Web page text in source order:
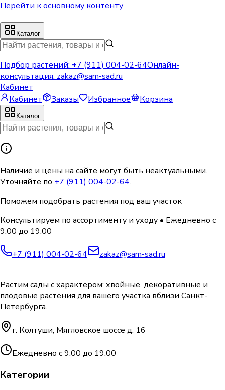
Перейти к основному контенту
Каталог
Подбор растений: +7 (911) 004-02-64Онлайн-
консультация: zakaz@sam-sad.ru
Кабинет
Кабинет
Заказы Избранное Корзина
Каталог
Наличие и цены на сайте могут быть неактуальными.
Уточняйте по +7 (911) 004-02-64.
Поможем подобрать растения под ваш участок
Консультируем по ассортименту и уходу • Ежедневно с
9:00 до 19:00
+7 (911) 004-02-64 zakaz@sam-sad.ru
Растим сады с характером: хвойные, декоративные и
плодовые растения для вашего участка вблизи Санкт-
Петербурга.
г. Колтуши, Мягловское шоссе д. 16
Ежедневно с 9:00 до 19:00
Категории